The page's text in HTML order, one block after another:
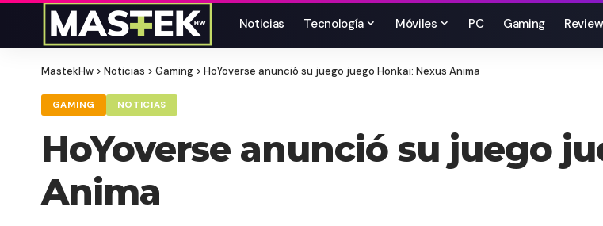
Noticias Tecnología Móviles PC Gaming
MastekHw > Noticias > Gaming > HoYoverse anunció su juego juego Honkai: Nexus Anima
GAMING NOTICIAS
HoYoverse anunció su juego
Anima